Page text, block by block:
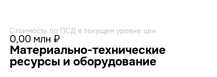
Стоимость по ПСД в текущем уровне цен
0,00 млн ₽
Материально-технические
ресурсы и оборудование